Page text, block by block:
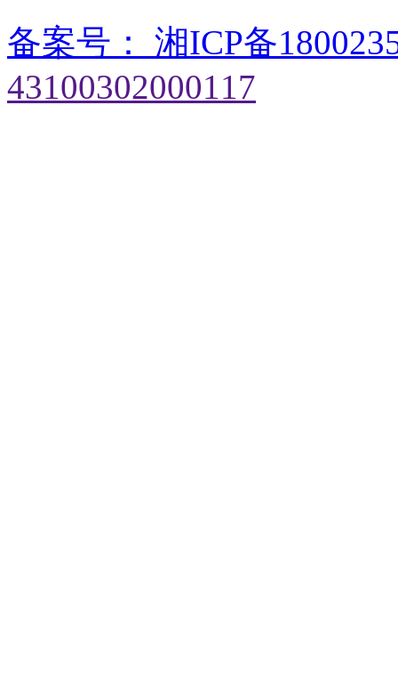
备案号： 湘ICP备
43100302000117